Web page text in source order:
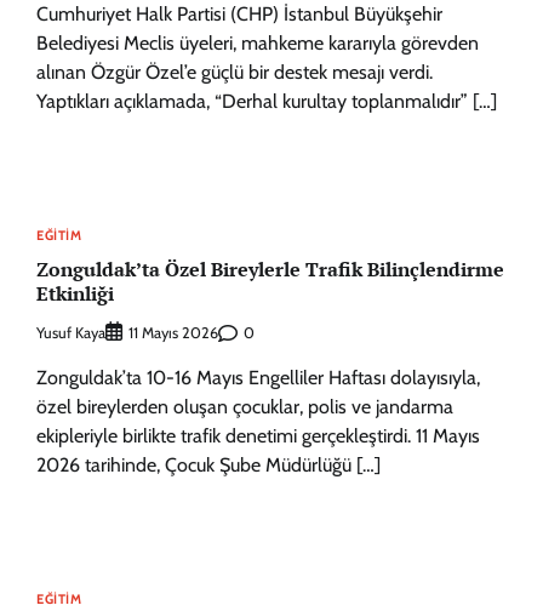
Cumhuriyet Halk Partisi (CHP) İstanbul Büyükşehir
Belediyesi Meclis üyeleri, mahkeme kararıyla görevden
alınan Özgür Özel’e güçlü bir destek mesajı verdi.
Yaptıkları açıklamada, “Derhal kurultay toplanmalıdır” […]
EĞITIM
Zonguldak’ta Özel Bireylerle Trafik Bilinçlendirme
Etkinliği
Yusuf Kaya 11 Mayıs 2026 0
Zonguldak’ta 10-16 Mayıs Engelliler Haftası dolayısıyla,
özel bireylerden oluşan çocuklar, polis ve jandarma
ekipleriyle birlikte trafik denetimi gerçekleştirdi. 11 Mayıs
2026 tarihinde, Çocuk Şube Müdürlüğü […]
EĞITIM